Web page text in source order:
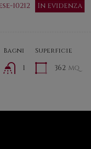
10212 In evidenza
Bagni
1
Superficie
362 mq